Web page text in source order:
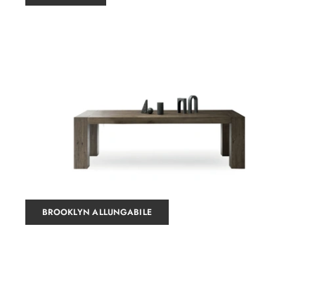
BROOKLYN ALLUNGABILE